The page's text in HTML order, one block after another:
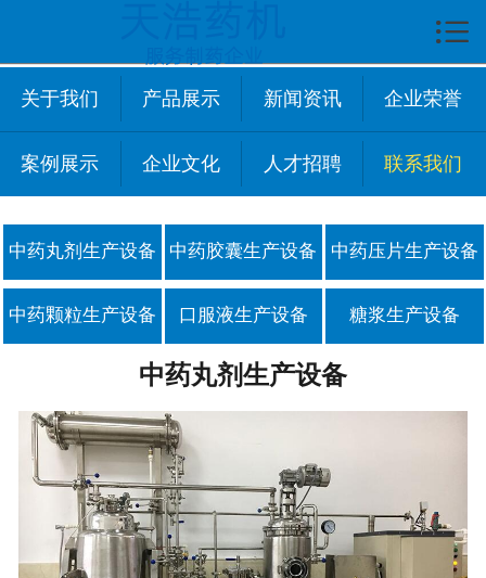
关于我们
企业文化
产品展示
新闻中心
技术资讯
案例展示
人才招聘
联系我们

关于我们 产品展示 新闻资讯 企业荣誉
案例展示 企业文化 人才招聘 联系我们
中药丸剂生产设备 中药胶囊生产设备 中药压片生产设备
中药颗粒生产设备 口服液生产设备 糖浆生产设备
中药丸剂生产设备